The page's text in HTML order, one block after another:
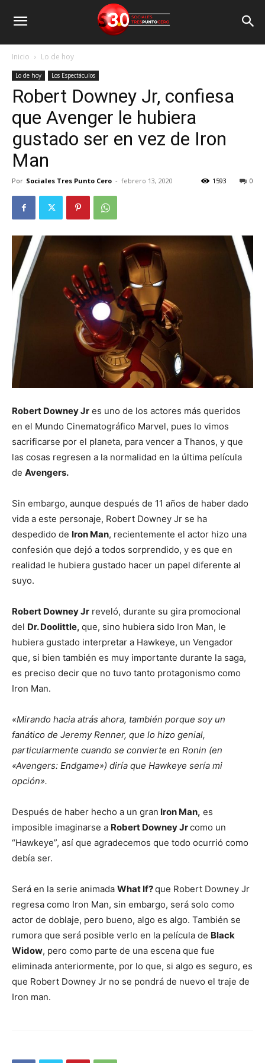
Inicio Lo de hoy
Lo de hoy Los Espectáculos
Robert Downey Jr, confiesa
que Avenger le hubiera
gustado ser en vez de Iron
Man
Por Sociales Tres Punto Cero - febrero 13, 2020 0
1593
Robert Downey Jr es uno de los actores más queridos
en el Mundo Cinematográfico Marvel, pues lo vimos
sacrificarse por el planeta, para vencer a Thanos, y que
las cosas regresen a la normalidad en la última película
de Avengers.
Sin embargo, aunque después de 11 años de haber dado
vida a este personaje, Robert Downey Jr se ha
despedido de Iron Man, recientemente el actor hizo una
confesión que dejó a todos sorprendido, y es que en
realidad le hubiera gustado hacer un papel diferente al
suyo.
Robert Downey Jr reveló, durante su gira promocional
del Dr. Doolittle, que, sino hubiera sido Iron Man, le
hubiera gustado interpretar a Hawkeye, un Vengador
que, si bien también es muy importante durante la saga,
es preciso decir que no tuvo tanto protagonismo como
Iron Man.
«Mirando hacia atrás ahora, también porque soy un
fanático de Jeremy Renner, que lo hizo genial,
particularmente cuando se convierte en Ronin (en
«Avengers: Endgame») diría que Hawkeye sería mi
opción».
Después de haber hecho a un gran Iron Man, es
imposible imaginarse a Robert Downey Jrcomo un
“Hawkeye”, así que agradecemos que todo ocurrió como
debía ser.
Será en la serie animada What If?que Robert Downey Jr
regresa como Iron Man, sin embargo, será solo como
actor de doblaje, pero bueno, algo es algo. También se
rumora que será posible verlo en la película de Black
Widow, pero como parte de una escena que fue
eliminada anteriormente, por lo que, si algo es seguro, es
que Robert Downey Jr no se pondrá de nuevo el traje de
Iron man.